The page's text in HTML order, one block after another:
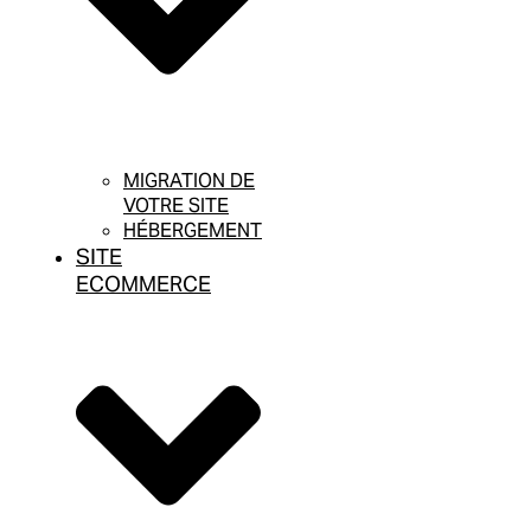
MIGRATION DE
VOTRE SITE
HÉBERGEMENT
SITE
ECOMMERCE